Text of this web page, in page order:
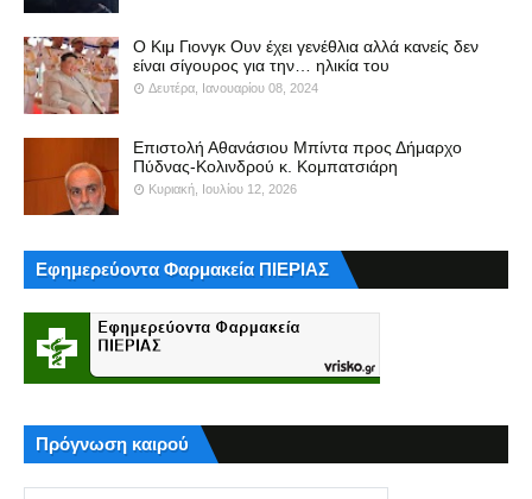
Ο Κιμ Γιονγκ Ουν έχει γενέθλια αλλά κανείς δεν
είναι σίγουρος για την… ηλικία του
Δευτέρα, Ιανουαρίου 08, 2024
Επιστολή Αθανάσιου Μπίντα προς Δήμαρχο
Πύδνας-Κολινδρού κ. Κομπατσιάρη
Κυριακή, Ιουλίου 12, 2026
Εφημερεύοντα Φαρμακεία ΠΙΕΡΙΑΣ
Πρόγνωση καιρού